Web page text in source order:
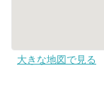
大きな地図で見る